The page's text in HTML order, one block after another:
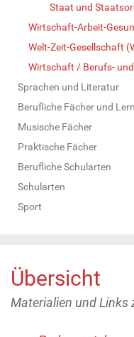
Staat und
Wirtschaft-Arbeit-
Welt-Zeit-Gesellschaft
Wirtschaft / Berufs-
Sprachen und Literatur
Berufliche Fächer und
Musische Fächer
Praktische Fächer
Berufliche Schularten
Schularten
Sport
Übersicht
Materialien und Links